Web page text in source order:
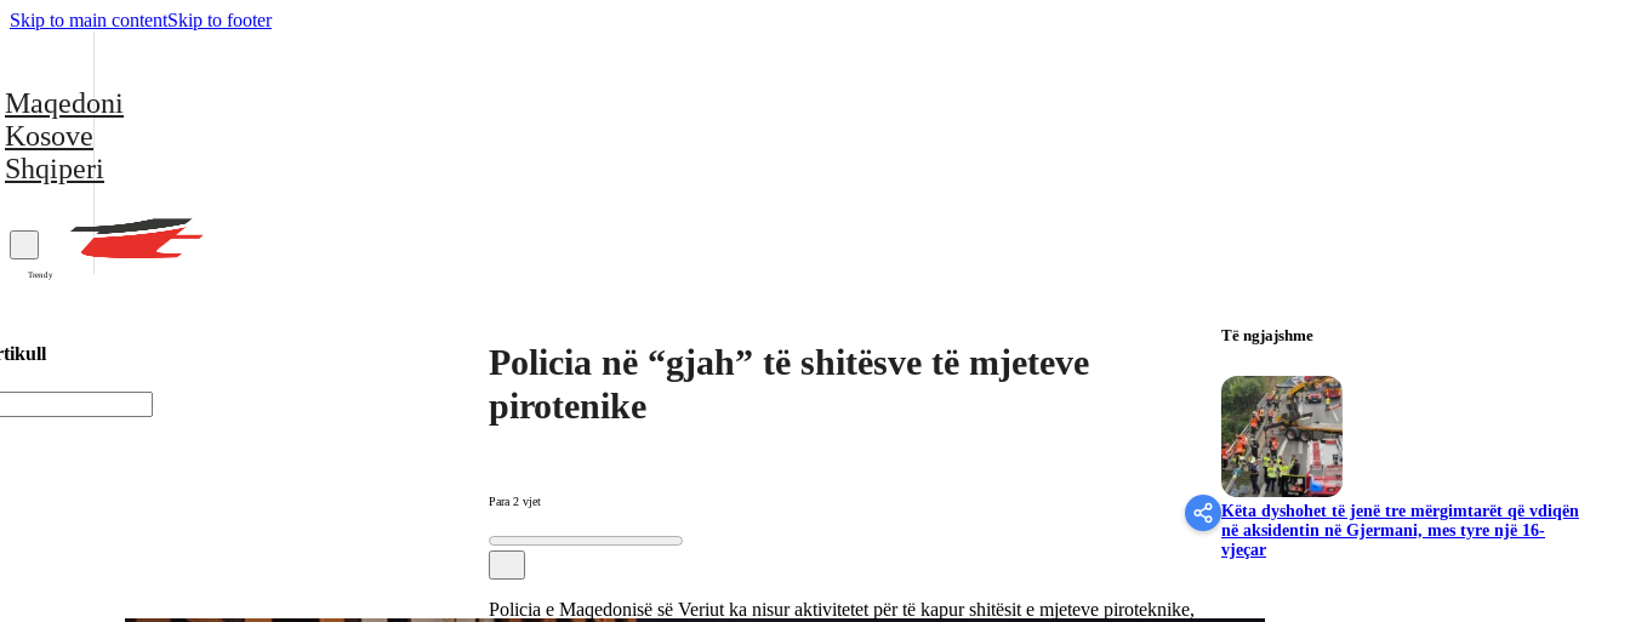
Skip to main contentSkip to footer
Maqedoni
Kosove
Shqiperi
Trendy
Policia në “gjah” të shitësve të mjeteve
pirotenike
Para 2 vjet
Policia e Maqedonisë së Veriut ka nisur aktivitetet për të kapur shitësit e mjeteve piroteknike,
Të ngjajshme
Këta dyshohet të jenë tre mërgimtarët që vdiqën
në aksidentin në Gjermani, mes tyre një 16-
vjeçar